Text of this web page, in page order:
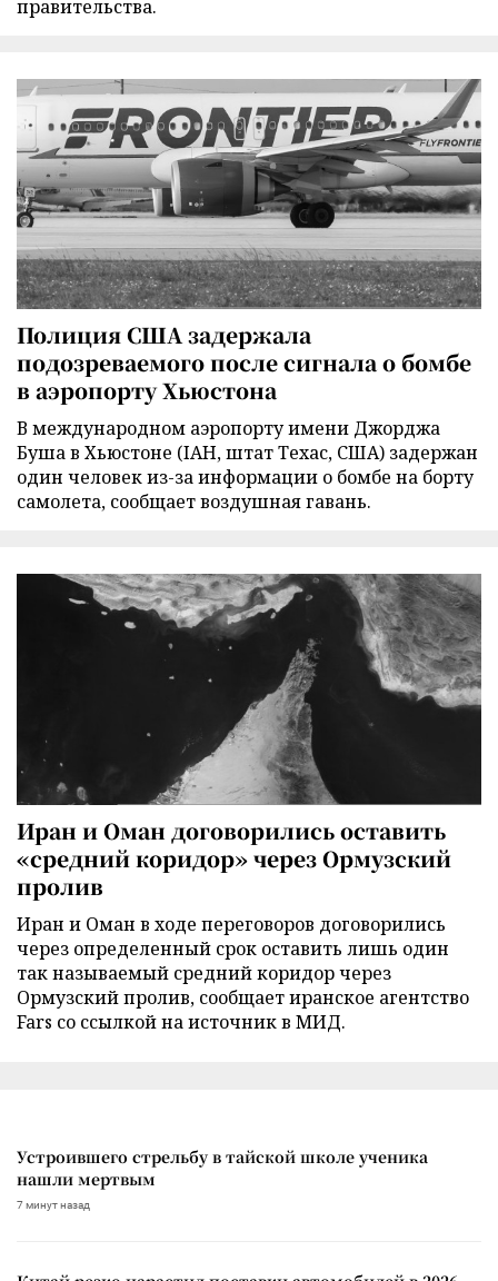
правительства.
Полиция США задержала
подозреваемого после сигнала о бомбе
в аэропорту Хьюстона
В международном аэропорту имени Джорджа
Буша в Хьюстоне (IAH, штат Техас, США) задержан
один человек из-за информации о бомбе на борту
самолета, сообщает воздушная гавань.
Иран и Оман договорились оставить
«средний коридор» через Ормузский
пролив
Иран и Оман в ходе переговоров договорились
через определенный срок оставить лишь один
так называемый средний коридор через
Ормузский пролив, сообщает иранское агентство
Fars со ссылкой на источник в МИД.
Устроившего стрельбу в тайской школе ученика
нашли мертвым
7 минут назад